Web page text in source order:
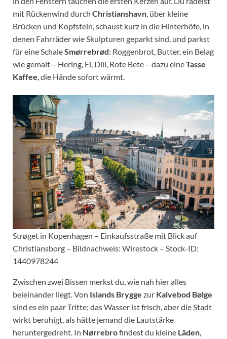
mit Rückenwind durch Christianshavn, über kleine
Brücken und Kopfstein, schaust kurz in die Hinterhöfe, in
denen Fahrräder wie Skulpturen geparkt sind, und parkst
für eine SchaleSmørrebrød: Roggenbrot, Butter, ein Belag
wie gemalt – Hering, Ei, Dill, Rote Bete – dazu eineTasse
Kaffee, die Hände sofort wärmt.
Strøget in Kopenhagen – Einkaufsstraße mit Blick auf
Christiansborg – Bildnachweis: Wirestock – Stock-ID:
1440978244
Zwischen zwei Bissen merkst du, wie nah hier alles
beieinander liegt. Von Islands Brygge zur Kalvebod Bølge
sind es ein paar Tritte; das Wasser ist frisch, aber die Stadt
wirkt beruhigt, als hätte jemand die Lautstärke
heruntergedreht. In Nørrebrofindest du kleine Läden